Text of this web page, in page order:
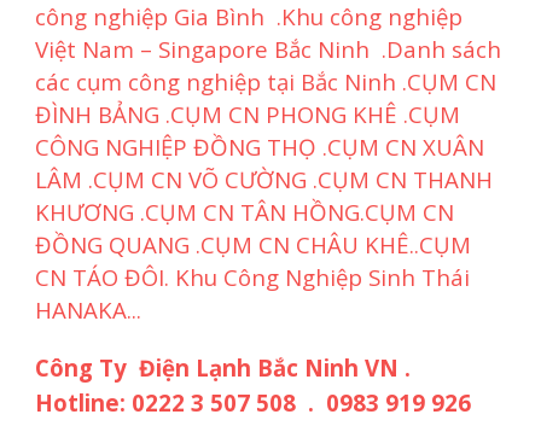
công nghiệp Gia Bình .Khu công nghiệp
Việt Nam – Singapore Bắc Ninh .Danh sách
các cụm công nghiệp tại Bắc Ninh .CỤM CN
ĐÌNH BẢNG .CỤM CN PHONG KHÊ .CỤM
CÔNG NGHIỆP ĐỒNG THỌ .CỤM CN XUÂN
LÂM .CỤM CN VÕ CƯỜNG .CỤM CN THANH
KHƯƠNG .CỤM CN TÂN HỒNG.CỤM CN
ĐỒNG QUANG .CỤM CN CHÂU KHÊ..CỤM
CN TÁO ĐÔI. Khu Công Nghiệp Sinh Thái
HANAKA...
Công Ty Điện Lạnh Bắc Ninh VN .
Hotline: 0222 3 507 508 . 0983 919 926